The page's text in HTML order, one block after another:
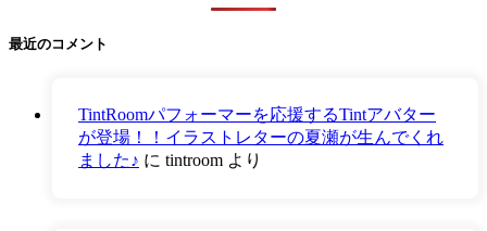
最近のコメント
TintRoomパフォーマーを応援するTintアバター
が登場！！イラストレターの夏瀬が生んでくれ
ました♪ に tintroom より